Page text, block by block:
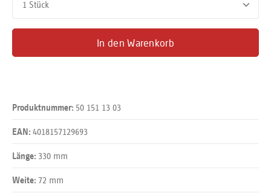
In den Warenkorb
Produktnummer: 50 151 13 03
EAN: 4018157129693
Länge: 330 mm
Weite: 72 mm